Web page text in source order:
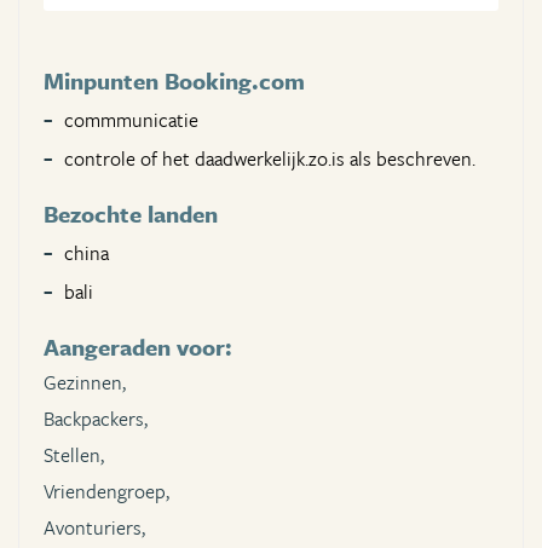
Minpunten Booking.com
commmunicatie
controle of het daadwerkelijk.zo.is als beschreven.
Bezochte landen
china
bali
Aangeraden voor:
Gezinnen,
Backpackers,
Stellen,
Vriendengroep,
Avonturiers,